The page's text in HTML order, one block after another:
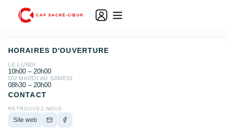
HORAIRES D'OUVERTURE
LE LUNDI
10h00 – 20h00
DU MARDI AU SAMEDI
08h30 – 20h00
CONTACT
RETROUVEZ-NOUS
Site web